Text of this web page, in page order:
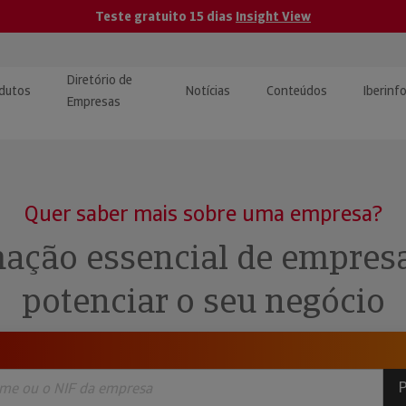
Teste gratuito 15 dias Insight View
de Créditos
Diretório de
Empresas
Notícias Conteúdos
Quer saber mais sobre uma empresa?
essencial de
potenciar o seu negócio